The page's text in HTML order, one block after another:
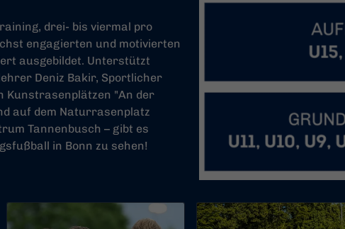
drei- bis viermal pro
engagierten und motivierten
ausgebildet. Unterstützt
Deniz Bakir, Sportlicher
Kunstrasenplätzen "An der
auf dem Naturrasenplatz
Tannenbusch – gibt es
in Bonn zu sehen!